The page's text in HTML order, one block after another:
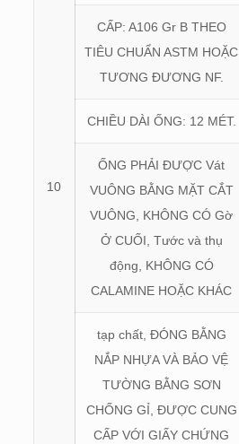
10
CẤP: A106 Gr B THEO
TIÊU CHUẨN ASTM HOẶC
TƯƠNG ĐƯƠNG NF.
CHIỀU DÀI ỐNG: 12 MÉT.
ỐNG PHẢI ĐƯỢC Vát
VUÔNG BẰNG MẶT CẮT
VUÔNG, KHÔNG CÓ Gờ
Ở CUỐI, Tước và thụ
động, KHÔNG CÓ
CALAMINE HOẶC KHÁC
tạp chất, ĐÓNG BẰNG
NẮP NHỰA VÀ BẢO VỆ
TƯỜNG BẰNG SƠN
CHỐNG GỈ, ĐƯỢC CUNG
CẤP VỚI GIẤY CHỨNG